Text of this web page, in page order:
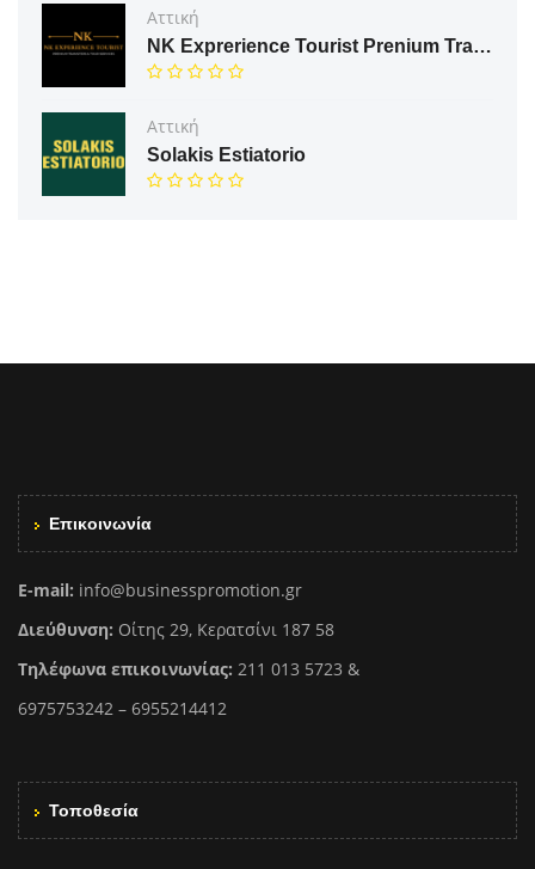
Αττική
NK Exprerience Tourist Prenium Transfers & Tours
Αττική
Solakis Estiatorio
Επικοινωνία
E-mail: info@businesspromotion.gr
Διεύθυνση: Οίτης 29, Κερατσίνι 187 58
Τηλέφωνα επικοινωνίας: 211 013 5723 &
6975753242 – 6955214412
Τοποθεσία